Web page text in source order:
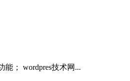
； wordpres技术网...